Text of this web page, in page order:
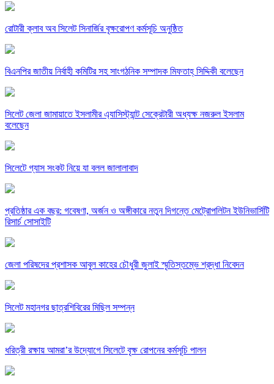
রোটারী ক্লাব অব সিলেট সিনার্জির বৃক্ষরোপণ কর্মসূচি অনুষ্ঠিত
বিএনপির জাতীয় নির্বাহী কমিটির সহ সাংগঠনিক সম্পাদক মিফতাহ্ সিদ্দিকী বলেছেন
সিলেট জেলা জামায়াতে ইসলামীর এ্যাসিস্ট্যান্ট সেক্রেটারী অধ্যক্ষ নজরুল ইসলাম
বলেছেন
সিলেটে গ্যাস সংকট নিয়ে যা বলল জালালাবাদ
প্রতিষ্ঠার এক বছর: গবেষণা, অর্জন ও অঙ্গীকারে নতুন দিগন্তে মেট্রোপলিটন ইউনিভার্সিটি
রিসার্চ সোসাইটি
জেলা পরিষদের প্রশাসক আবুল কাহের চৌধুরী জুলাই স্মৃতিস্তম্ভে শ্রদ্ধা নিবেদন
সিলেট মহানগর ছাত্রশিবিরের মিছিল সম্পন্ন
ধরিত্রী রক্ষায় আমরা’র উদ্যোগে সিলেটে বৃক্ষ রোপনের কর্মসূচি পালন